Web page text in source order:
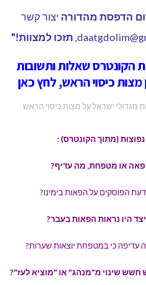
הדפסת מהדורה יצור קשר
, תזכו למצוות!"
הקונטרס שאלות ותשובות
מצות כיסוי הראש, לחץ כאן
מגדולי ישראל על מצות כיסוי הראש
(מתוך הקונטרס) :
או מטפחת, מה עדיף?
הפוסקים על הפאות בימינו?
היו נראות הפאות בעבר?
כי במטפחת יוצאות שערות?
שינוי מ"מנהג" או "מוציא לעז"?